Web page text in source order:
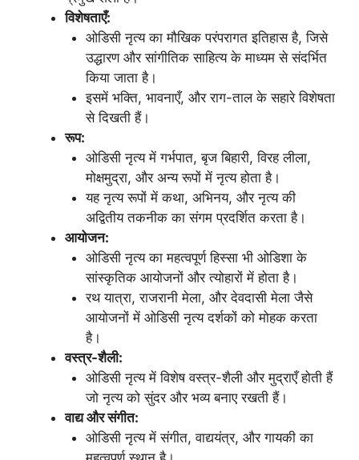
विशेषताएँ:
ओडिसी नृत्य का मौखिक परंपरागत इतिहास है, जिसे
उद्धारण और सांगीतिक साहित्य के माध्यम से संदर्भित
किया जाता है।
इसमें भक्ति, भावनाएँ, और राग-ताल के सहारे विशेषता
से दिखती हैं।
रूप:
ओडिसी नृत्य में गर्भपात, बृज बिहारी, विरह लीला,
मोक्षमुद्रा, और अन्य रूपों में नृत्य होता है।
यह नृत्य रूपों में कथा, अभिनय, और नृत्य की
अद्वितीय तकनीक का संगम प्रदर्शित करता है।
आयोजन:
ओडिसी नृत्य का महत्वपूर्ण हिस्सा भी ओडिशा के
सांस्कृतिक आयोजनों और त्योहारों में होता है।
रथ यात्रा, राजरानी मेला, और देवदासी मेला जैसे
आयोजनों में ओडिसी नृत्य दर्शकों को मोहक करता
है।
वस्त्र-शैली:
ओडिसी नृत्य में विशेष वस्त्र-शैली और मुद्राएँ होती हैं
जो नृत्य को सुंदर और भव्य बनाए रखती हैं।
वाद्य और संगीत:
ओडिसी नृत्य में संगीत, वाद्ययंत्र, और गायकी का